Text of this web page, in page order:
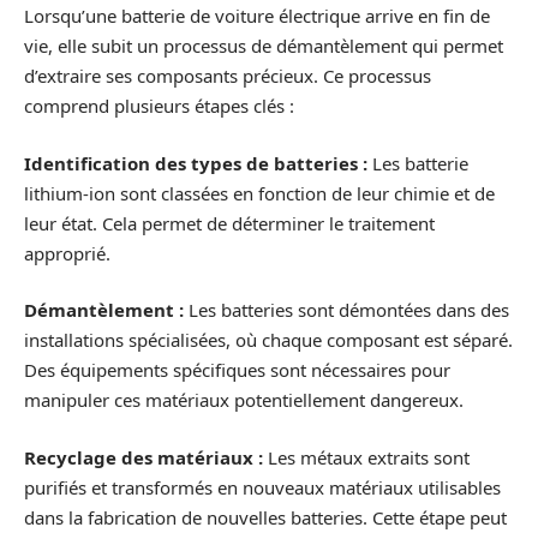
Lorsqu’une batterie de voiture électrique arrive en fin de
vie, elle subit un processus de démantèlement qui permet
d’extraire ses composants précieux. Ce processus
comprend plusieurs étapes clés :
Identification des types de batteries : Les batterie
lithium-ion sont classées en fonction de leur chimie et de
leur état. Cela permet de déterminer le traitement
approprié.
Démantèlement : Les batteries sont démontées dans des
installations spécialisées, où chaque composant est séparé.
Des équipements spécifiques sont nécessaires pour
manipuler ces matériaux potentiellement dangereux.
Recyclage des matériaux : Les métaux extraits sont
purifiés et transformés en nouveaux matériaux utilisables
dans la fabrication de nouvelles batteries. Cette étape peut